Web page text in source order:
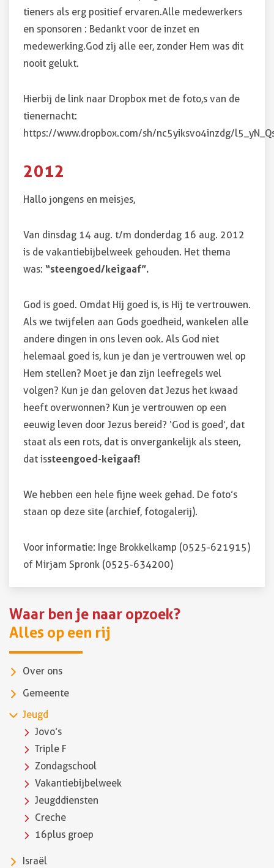
Waar ben je naar opzoek?
Alles op een rij
Over ons
Gemeente
Jeugd
Jovo’s
Triple F
Zondagschool
Vakantiebijbelweek
Jeugddiensten
Creche
16plus groep
Israël
tieners als erg positief ervaren. Alle medewerkers
en sponsoren : Bedankt voor de inzet en
medewerking. God zij alle eer, zonder Hem was dit
nooit gelukt.
Hierbij de link naar Dropbox met de foto,s van de
tienernacht:
https://www.dropbox.com/sh/nc5yiksvo4inzdg/
2012
Hallo jongens en meisjes,
Van dinsdag 14 aug. t/m donderdag 16 aug. 2012
is de vakantiebijbelweek gehouden. Het thema
was: “steengoed/keigaaf”.
God is goed. Omdat Hij goed is, is Hij te vertrouwen.
Als we twijfelen aan Gods goedheid, wankelen alle
andere dingen in ons leven ook. Als God niet
helemaal goed is, kun je dan je vertrouwen wel op
Hem stellen? Moet je dan zijn leefregels wel
volgen? Kun je dan geloven dat Jezus het kwaad
heeft overwonnen? Kun je vertrouwen op een
eeuwig leven door Jezus bereid? ‘God is goed’, dat
staat als een rots, dat is onvergankelijk als steen,
dat issteengoed-keigaaf!
We hebben een hele fijne week gehad. De foto’s
staan op deze site (archief, fotogalerij).
Voor informatie: Inge Brokkelkamp (0525-621915)
of Mirjam Spronk (0525-634200)